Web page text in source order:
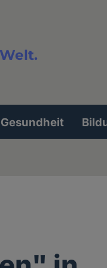
Gesundheit